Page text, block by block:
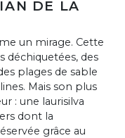
DE LA
un mirage. Cette
déchiquetées, des
plages de sable
Mais son plus
: une laurisilva
dont la
grâce au